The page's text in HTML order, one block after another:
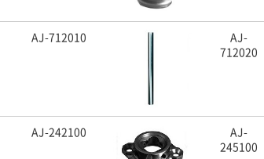
AJ-712010
AJ-
712020
AJ-242100
AJ-
245100